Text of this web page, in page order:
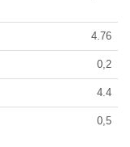
4.76
0,2
4.4
0,5